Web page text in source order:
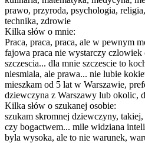
prawo, przyroda, psychologia,
technika, zdrowie
Kilka słów o mnie:
Praca, praca, praca, ale w pewnym
fajowa praca nie wystarczy czlowiek
szczescia... dla mnie szczescie to
niesmiala, ale prawa... nie lubie
mieszkam od 5 lat w Warszawie,
dziewczyna z Warszawy lub okolic,
Kilka słów o szukanej osobie:
szukam skromnej dziewczyny,
czy bogactwem... mile widziana
byla wysoka, ale to nie warunek,